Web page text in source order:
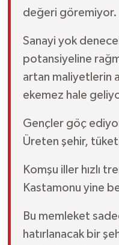
değeri göremiyor.
Sanayi yok
potansiyeline
artan maliyetlerin
ekemez hale
Gençler göç
Üreten şehir,
Komşu iller hızlı
Kastamonu yine
Bu memleket
hatırlanacak bir